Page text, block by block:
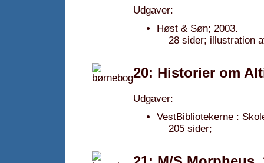
Udgaver:
Høst & Søn; 2003.
28 sider; illustration
20: Historier om
Udgaver:
VestBibliotekerne :
205 sider;